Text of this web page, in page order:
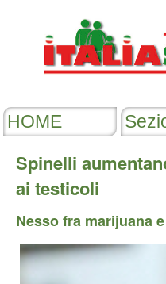
Spinelli
ai testicoli
Nesso fra marijuana